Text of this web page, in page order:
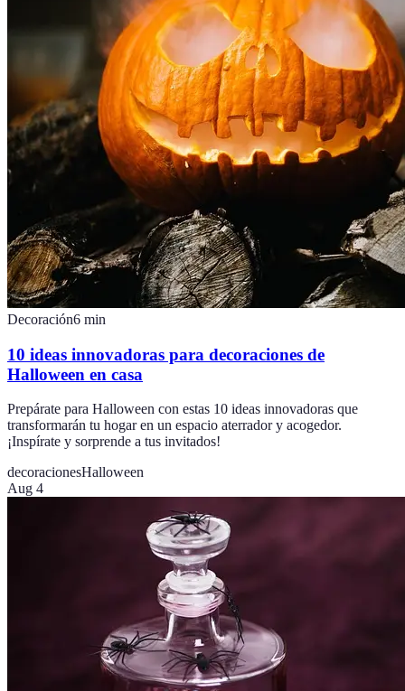
Decoración6 min
10 ideas innovadoras para decoraciones de
Halloween en casa
Prepárate para Halloween con estas 10 ideas innovadoras que
transformarán tu hogar en un espacio aterrador y acogedor.
¡Inspírate y sorprende a tus invitados!
decoracionesHalloween
Aug 4